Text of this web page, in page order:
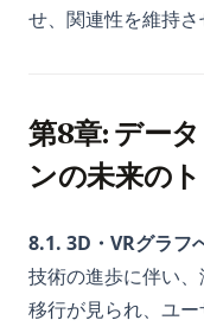
せ、関連性を維持さ
第8章: デー
ンの未来の
8.1. 3D・VRグラフ
技術の進歩に伴い
移行が見られ、ユ